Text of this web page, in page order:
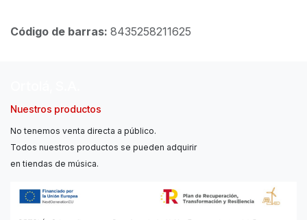
Código de barras: 8435258211625
Nuestros productos
No tenemos venta directa a público.
Todos nuestros productos se pueden adquirir
en tiendas de música.